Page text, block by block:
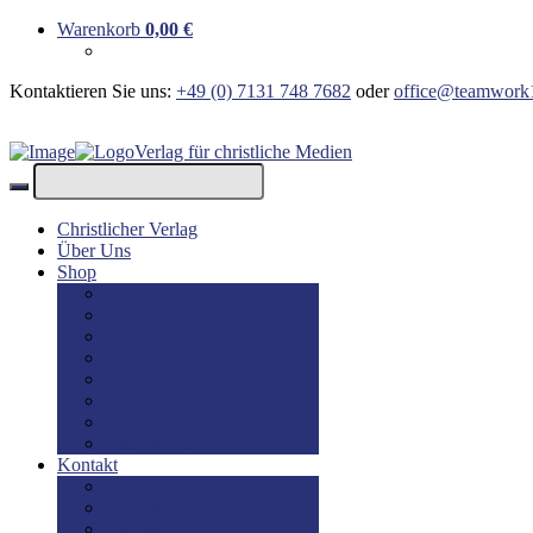
Warenkorb 0,00 €
Kontaktieren Sie uns: +49 (0) 7131 748 7682 oder
Verlag für christliche Medien
Christlicher Verlag
Über Uns
Shop
Kontakt